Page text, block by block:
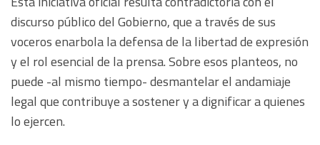
discurso público del Gobierno, que a través de sus
voceros enarbola la defensa de la libertad de expresión
y el rol esencial de la prensa. Sobre esos planteos, no
puede -al mismo tiempo- desmantelar el andamiaje
legal que contribuye a sostener y a dignificar a quienes
lo ejercen.